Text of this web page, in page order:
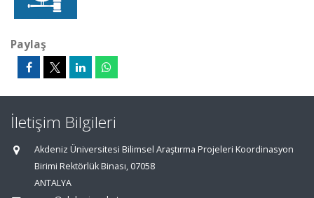
Paylaş
İletişim Bilgileri
Akdeniz Üniversitesi Bilimsel Araştırma Projeleri Koordinasyon
Birimi Rektörlük Binası, 07058
ANTALYA